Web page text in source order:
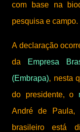
com base na
pesquisa e campo.
A declaração
da
Empresa
(Embrapa), nesta
do presidente, o
André de Paula,
brasileiro está